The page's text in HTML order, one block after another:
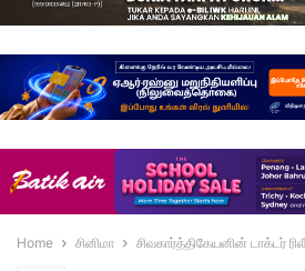
Home சினிமா சிவகார்த்திகேயனின் டாக்டர்